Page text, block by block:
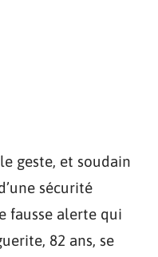
geste, et soudain
sécurité
fausse alerte qui
82 ans, se